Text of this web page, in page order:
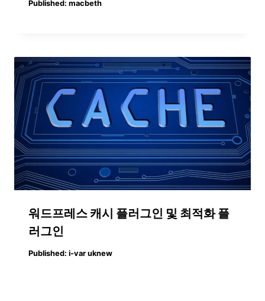
Published: macbeth
워드프레스 캐시 플러그인 및 최적화 플
러그인
Published: i-var uknew